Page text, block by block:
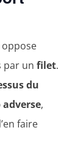
par un filet.
du
,
faire